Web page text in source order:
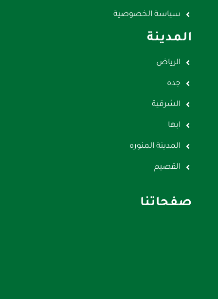
سياسة الخصوصية
المدينة
الرياض
جده
الشرقية
ابها
المدينة المنوره
القصيم
صفحاتنا